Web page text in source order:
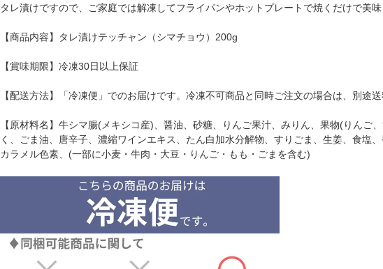
タレ漬けですので、ご家庭では解凍してフライパンやホットプレートで焼くだけで美
【商品内容】タレ漬けテッチャン（シマチョウ）200g
【賞味期限】冷凍30日以上保証
【配送方法】「冷凍便」でのお届けです。冷凍不可商品と同時ご注文の場合は、別途
【原材料名】牛シマ腸(メキシコ産)、醤油、砂糖、りんご果汁、みりん、果物(りんご
く、ごま油、唐辛子、濃縮ワインエキス、たん白加水分解物、すりごま、生姜、食塩
カラメル色素、(一部に小麦・牛肉・大豆・りんご・もも・ごまを含む)